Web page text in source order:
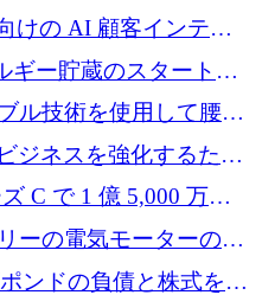
ンドを終了
けの AI 顧客インテリ
に 100 万ドルを調達
ギー貯蔵のスタートア
たな投資ラウンドで
ル技術を使用して腰痛
しているか
ジネスを強化するため
C で 1 億 5,000 万ド
向けにエージェント AI
ーの電気モーターの革
万ポンドを確保
ンドの負債と株式を調